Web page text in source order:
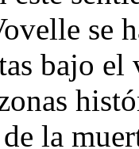
se
bajo
la